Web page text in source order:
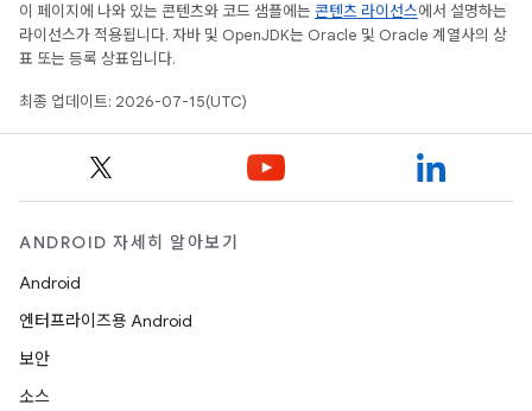
이 페이지에 나와 있는 콘텐츠와 코드 샘플에는 콘텐츠 라이선스에서 설명하는
라이선스가 적용됩니다. 자바 및 OpenJDK는 Oracle 및 Oracle 계열사의 상
표 또는 등록 상표입니다.
최종 업데이트: 2026-07-15(UTC)
ANDROID 자세히 알아보기
Android
엔터프라이즈용 Android
보안
소스